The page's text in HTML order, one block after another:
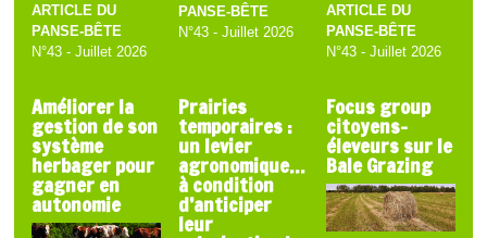
ARTICLE DU
PANSE-BÊTE
N°43 - Juillet 2026
PANSE-BÊTE
N°43 - Juillet 2026
ARTICLE DU
PANSE-BÊTE
N°43 - Juillet 2026
Améliorer la
gestion de son
système
herbager pour
gagner en
autonomie
Prairies
temporaires :
un levier
agronomique…
à condition
d’anticiper
leur
Focus group
citoyens-
éleveurs sur le
Bale Grazing